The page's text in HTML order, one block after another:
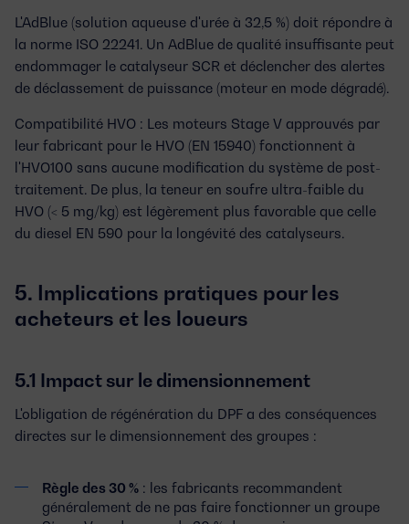
L'AdBlue (solution aqueuse d'urée à 32,5 %) doit répondre à
la norme ISO 22241 . Un AdBlue de qualité insuffisante peut
endommager le catalyseur SCR et déclencher des alertes
de déclassement de puissance (moteur en mode dégradé).
Compatibilité HVO : Les moteurs Stage V approuvés par
leur fabricant pour le HVO (EN 15940) fonctionnent à
l'HVO100 sans aucune modification du système de post-
traitement. De plus, la teneur en soufre ultra-faible du
HVO (< 5 mg/kg) est légèrement plus favorable que celle
du diesel EN 590 pour la longévité des catalyseurs.
5. Implications pratiques pour les
acheteurs et les loueurs
5.1 Impact sur le dimensionnement
L'obligation de régénération du DPF a des conséquences
directes sur le dimensionnement des groupes :
Règle des 30 % : les fabricants recommandent
généralement de ne pas faire fonctionner un groupe